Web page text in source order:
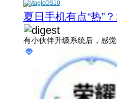
MagicOS10
夏日手机有点“热”